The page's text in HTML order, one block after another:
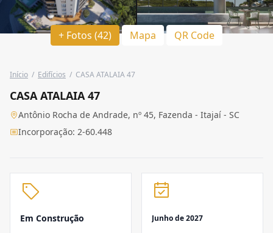
+ Fotos (42) Mapa QR Code
Início / Edifícios / CASA ATALAIA 47
CASA ATALAIA 47
Antônio Rocha de Andrade, nº 45, Fazenda - Itajaí - SC
Incorporação: 2-60.448
Em Construção
Junho de 2027